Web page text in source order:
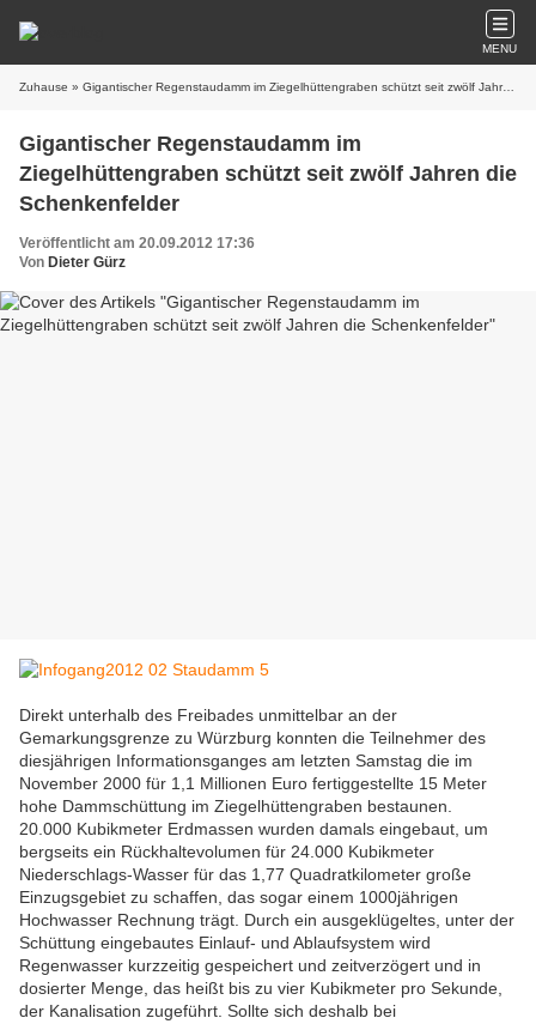
MENU
Zuhause » Gigantischer Regenstaudamm im Ziegelhüttengraben schützt seit zwölf Jahren die Schenkenfelder
Gigantischer Regenstaudamm im
Ziegelhüttengraben schützt seit zwölf Jahren die
Schenkenfelder
Veröffentlicht am 20.09.2012 17:36
Von Dieter Gürz
Direkt unterhalb des Freibades unmittelbar an der
Gemarkungsgrenze zu Würzburg konnten die Teilnehmer des
diesjährigen Informationsganges am letzten Samstag die im
November 2000 für 1,1 Millionen Euro fertiggestellte 15 Meter
hohe Dammschüttung im Ziegelhüttengraben bestaunen.
20.000 Kubikmeter Erdmassen wurden damals eingebaut, um
bergseits ein Rückhaltevolumen für 24.000 Kubikmeter
Niederschlags-Wasser für das 1,77 Quadratkilometer große
Einzugsgebiet zu schaffen, das sogar einem 1000jährigen
Hochwasser Rechnung trägt. Durch ein ausgeklügeltes, unter der
Schüttung eingebautes Einlauf- und Ablaufsystem wird
Regenwasser kurzzeitig gespeichert und zeitverzögert und in
dosierter Menge, das heißt bis zu vier Kubikmeter pro Sekunde,
der Kanalisation zugeführt. Sollte sich deshalb bei